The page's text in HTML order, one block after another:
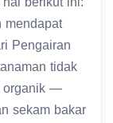
mendapat
Pengairan
tidak
organik —
sekam bakar